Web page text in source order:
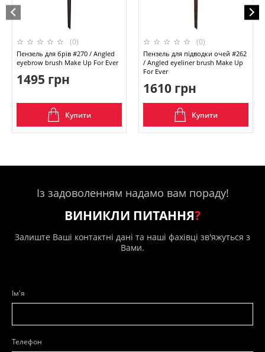
(0)
Пензель для брів #270 / Angled
eyebrow brush Make Up For Ever
1495 грн
Купити
(0)
Пензель для підводки очей #262
/ Angled eyeliner brush Make Up
For Ever
1610 грн
Купити
Із задоволенням надамо вам пораду!
ВИНИКЛИ ПИТАННЯ?
Залиште Ваші контактні дані та наші фахівці зв'яжуться з
Вами.
Ім'я
Телефон